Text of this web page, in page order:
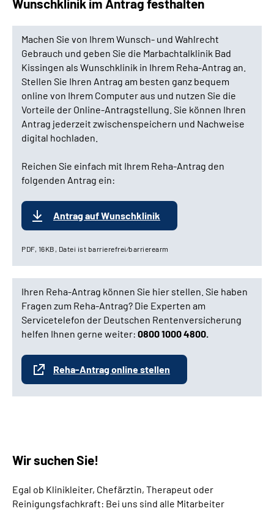
Wunschklinik im Antrag festhalten
Machen Sie von Ihrem Wunsch- und Wahlrecht
Gebrauch und geben Sie die Marbachtalklinik Bad
Kissingen als Wunschklinik in Ihrem Reha-Antrag an.
Stellen Sie Ihren Antrag am besten ganz bequem
online von Ihrem Computer aus und nutzen Sie die
Vorteile der Online-Antragstellung. Sie können Ihren
Antrag jederzeit zwischenspeichern und Nachweise
digital hochladen.
Reichen Sie einfach mit Ihrem Reha-Antrag den
folgenden Antrag ein:
Antrag auf Wunschklinik
PDF, 16KB, Datei ist barrierefrei⁄barrierearm
Ihren Reha-Antrag können Sie hier stellen. Sie haben
Fragen zum Reha-Antrag? Die Experten am
Servicetelefon der Deutschen Rentenversicherung
helfen Ihnen gerne weiter: 0800 1000 4800.
Reha-Antrag online stellen
Wir suchen Sie!
Egal ob Klinikleiter, Chefärztin, Therapeut oder
Reinigungsfachkraft: Bei uns sind alle Mitarbeiter